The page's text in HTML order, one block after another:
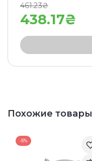
438.17₴
461.23₴
Похожие товары
-5%